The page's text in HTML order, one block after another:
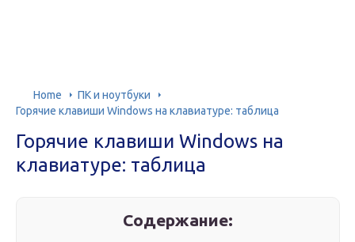
Home
ПК и ноутбуки
Горячие клавиши Windows на клавиатуре: таблица
Горячие клавиши Windows на
клавиатуре: таблица
Содержание: